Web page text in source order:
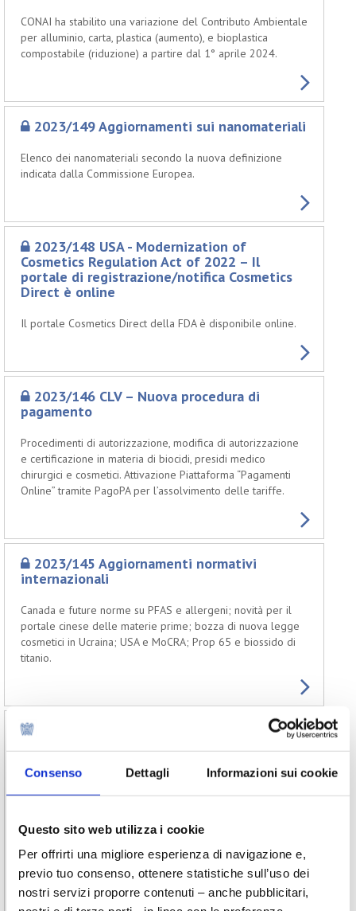
Consenso Dettagli Informazioni sui cookie
Questo sito web utilizza i cookie
Per offrirti una migliore esperienza di navigazione e,
previo tuo consenso, ottenere statistiche sull’uso dei
nostri servizi proporre contenuti – anche pubblicitari,
CONAI ha stabilito una variazione del Contributo Ambientale
per alluminio, carta, plastica (aumento), e bioplastica
compostabile (riduzione) a partire dal 1° aprile 2024.
2023/149 Aggiornamenti sui nanomateriali
Elenco dei nanomateriali secondo la nuova definizione
indicata dalla Commissione Europea.
2023/148 USA - Modernization of
Cosmetics Regulation Act of 2022 – Il
portale di registrazione/notifica Cosmetics
Direct è online
Il portale Cosmetics Direct della FDA è disponibile online.
2023/146 CLV – Nuova procedura di
pagamento
Procedimenti di autorizzazione, modifica di autorizzazione
e certificazione in materia di biocidi, presidi medico
chirurgici e cosmetici. Attivazione Piattaforma “Pagamenti
Online” tramite PagoPA per l’assolvimento delle tariffe.
2023/145 Aggiornamenti normativi
internazionali
Canada e future norme su PFAS e allergeni; novità per il
portale cinese delle materie prime; bozza di nuova legge
cosmetici in Ucraina; USA e MoCRA; Prop 65 e biossido di
titanio.
2023/144 Provvedimento del Ministero
comunicazione dei siti di produzione dei
cosmetici
Pubblicato sul sito web del Ministero della Salute un
provvedimento del Ministero della Salute datato 30
novembre 2023 con il quale viene approvato il modello
editabile per la comunicazione delle informazioni sui siti di
produzione prevista dall’art.9 del Decreto del Ministro
della Salute 27 settembre 2018